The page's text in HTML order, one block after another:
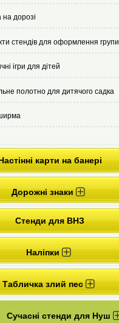
на дорозі
стендів для оформлення групи
ігри для дітей
полотно для дитячого садка
карти на банері
Дорожні знаки
Стенди для ВНЗ
Наліпки
Табличка злий пес
Сучасні стенди для Нуш